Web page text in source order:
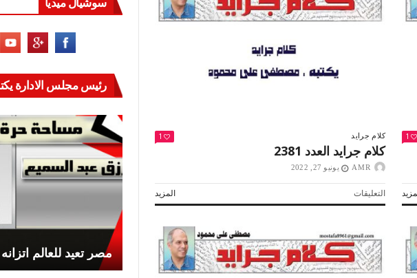
كلام جرايد 1
كلام جرايد العدد 2381
AMR يونيو 27, 2022
المزيد التعليقاتعلى
كلام
2381
مغلقة
1
رئيس مجلس الادارة
مصر تعيد للعالم اتزانه أكتوبر «النصر» و«المجلة»